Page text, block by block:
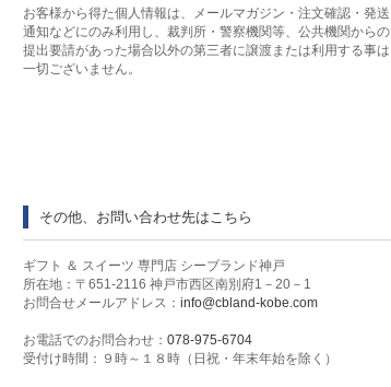
お客様から得た個人情報は、メールマガジン・注文確認・発送
通知などにのみ利用し、裁判所・警察機関等、公共機関からの
提出要請があった場合以外の第三者に譲渡または利用する事は
一切ございません。
その他、お問い合わせ先はこちら
ギフト ＆ スイーツ 専門店 シーブランド神戸
所在地：〒651-2116 神戸市西区南別府1－20－1
お問合せメールアドレス： info@cbland-kobe.com
お電話でのお問合わせ： 078-975-6704
受付け時間：９時～１８時（日祝・年末年始を除く）
神戸の食品・飲料
プリン・ゼリー・アイス
チョコレート
紅茶・コーヒー・お茶